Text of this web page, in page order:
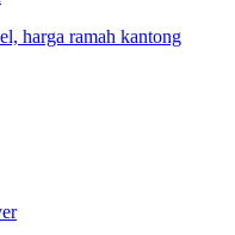
harga ramah kantong